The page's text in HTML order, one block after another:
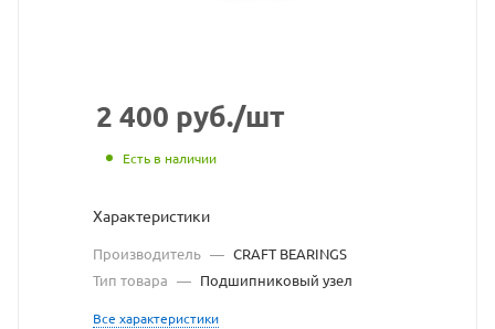
https://
без
разрешения
сайта
2 400 руб./шт
Есть в наличии
Характеристики
Производитель — CRAFT BEARINGS
Тип товара — Подшипниковый узел
Все характеристики